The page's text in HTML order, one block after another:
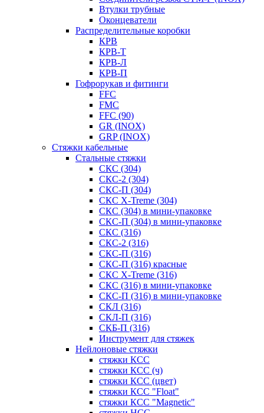
Втулки трубные
Оконцеватели
Распределительные коробки
КРВ
КРВ-Т
КРВ-Л
КРВ-П
Гофрорукав и фитинги
FFC
FMC
FFC (90)
GR (INOX)
GRP (INOX)
Cтяжки кабельные
Стальные стяжки
СКС (304)
СКС-2 (304)
СКС-П (304)
СКС X-Treme (304)
СКС (304) в мини-упаковке
СКС-П (304) в мини-упаковке
СКС (316)
СКС-2 (316)
СКС-П (316)
СКС-П (316) красные
СКС X-Treme (316)
СКС (316) в мини-упаковке
СКС-П (316) в мини-упаковке
СКЛ (316)
СКЛ-П (316)
СКБ-П (316)
Инструмент для стяжек
Нейлоновые стяжки
стяжки КСС
стяжки КСС (ч)
стяжки КСС (цвет)
стяжки КСС "Float"
стяжки КСС "Magnetic"